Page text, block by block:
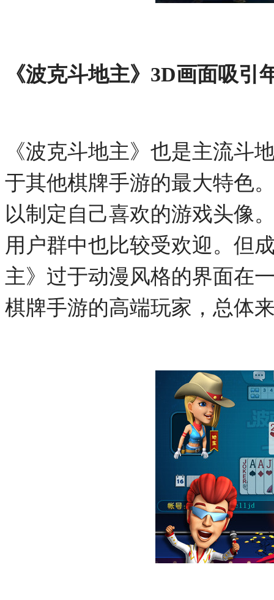
《波克斗地主》 3D画面吸引
《波克斗地主》也是主流斗
于其他棋牌手游的最大特色
以制定自己喜欢的游戏头像
用户群中也比较受欢迎。但
主》过于动漫风格的界面在
棋牌手游的高端玩家，总体